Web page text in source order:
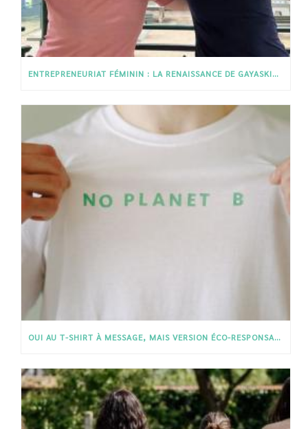
ENTREPRENEURIAT FÉMININ : LA RENAISSANCE DE GAYASKIN PAR CHARLOTTE ET ISABELLE
OUI AU T-SHIRT À MESSAGE, MAIS VERSION ÉCO-RESPONSABLE !